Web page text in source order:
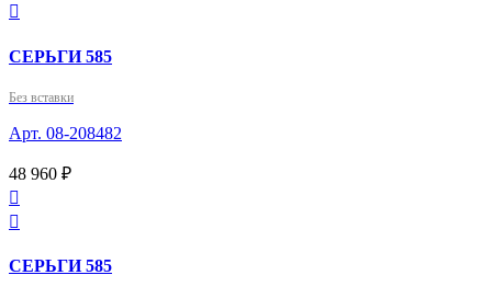

СЕРЬГИ 585
Без вставки
Арт. 08-208482
48 960 ₽


СЕРЬГИ 585